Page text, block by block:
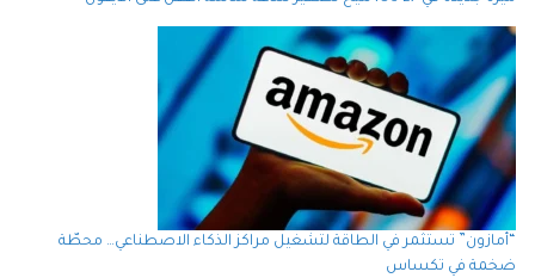
“أمازون” تستثمر في الطاقة لتشغيل مراكز الذكاء الاصطناعي… محطّة
ضخمة في تكساس